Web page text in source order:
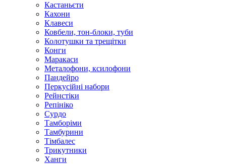
Кастаньєти
Кахони
Клавеси
Ковбели, тон-блоки, туби
Колотушки та трещітки
Конги
Маракаси
Металофони, ксилофони
Пандейро
Перкусійні набори
Рейнстіки
Репініко
Сурдо
Тамборіми
Тамбурини
Тімбалес
Трикутники
Ханги